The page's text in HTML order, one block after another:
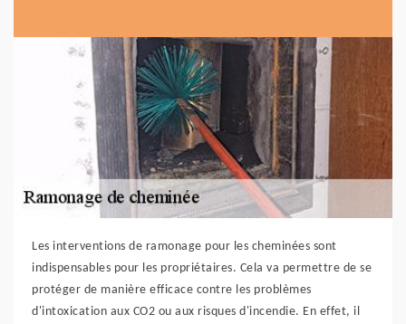
Les interventions de ramonage pour les cheminées sont
indispensables pour les propriétaires. Cela va permettre de se
protéger de manière efficace contre les problèmes
d'intoxication aux CO2 ou aux risques d'incendie. En effet, il